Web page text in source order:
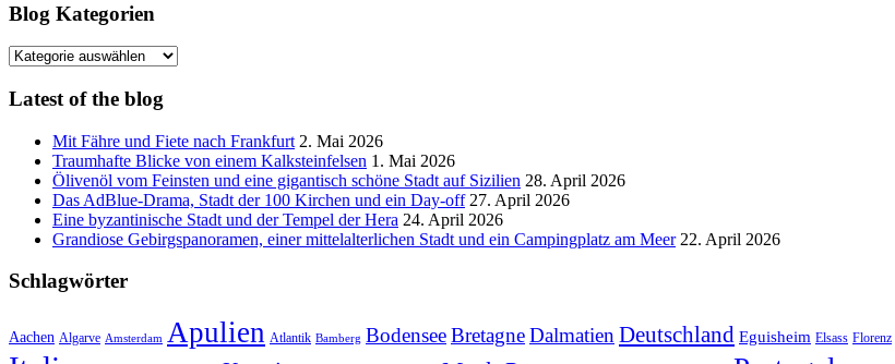
Blog Kategorien
Blog
Latest of the blog
Mit Fähre und Fiete nach Frankfurt 2. Mai 2026
Traumhafte Blicke von einem Kalksteinfelsen 1. Mai 2026
Ölivenöl vom Feinsten und eine gigantisch schöne Stadt auf Sizilien 28. April 2026
Das AdBlue-Drama, Stadt der 100 Kirchen und ein Day-off 27. April 2026
Eine byzantinische Stadt und der Tempel der Hera 24. April 2026
Grandiose Gebirgspanoramen, einer mittelalterlichen Stadt und ein Campingplatz am Meer 22. April 2026
Schlagwörter
Aachen Algarve Amsterdam Apulien Atlantik Bamberg BodenseeBretagneDalmatien Deutschland Eguisheim Elsass Florenz